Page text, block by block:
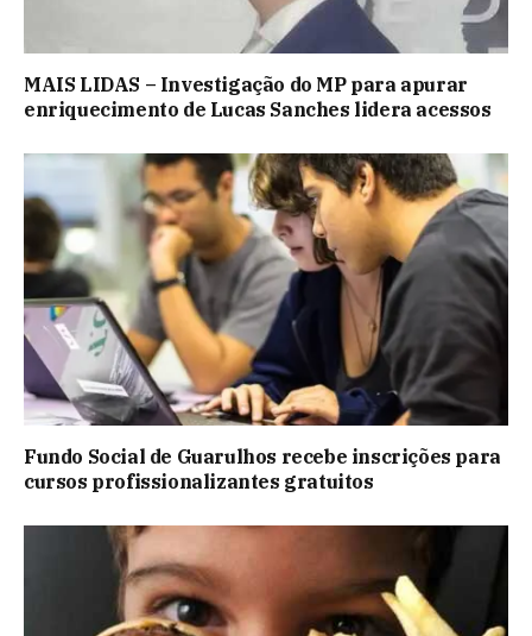
MAIS LIDAS – Investigação do MP para apurar
enriquecimento de Lucas Sanches lidera acessos
Fundo Social de Guarulhos recebe inscrições para
cursos profissionalizantes gratuitos